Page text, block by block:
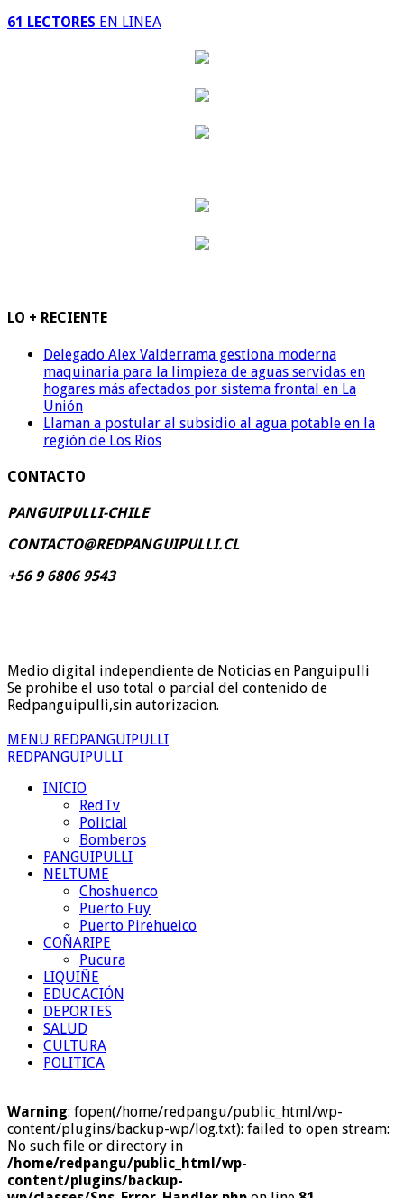
61 LECTORES EN LINEA
LO + RECIENTE
Delegado Alex Valderrama gestiona moderna
maquinaria para la limpieza de aguas servidas en
hogares más afectados por sistema frontal en La
Unión
Llaman a postular al subsidio al agua potable en la
región de Los Ríos
CONTACTO
PANGUIPULLI-CHILE
CONTACTO@REDPANGUIPULLI.CL
+56 9 6806 9543
Medio digital independiente de Noticias en Panguipulli
Se prohibe el uso total o parcial del contenido de
Redpanguipulli,sin autorizacion.
MENU REDPANGUIPULLI
REDPANGUIPULLI
INICIO
RedTv
Policial
Bomberos
PANGUIPULLI
NELTUME
Choshuenco
Puerto Fuy
Puerto Pirehueico
COÑARIPE
Pucura
LIQUIÑE
EDUCACIÓN
DEPORTES
SALUD
CULTURA
POLITICA
Warning: fopen(/home/redpangu/public_html/wp-
content/plugins/backup-wp/log.txt): failed to open stream:
No such file or directory in
/home/redpangu/public_html/wp-
content/plugins/backup-